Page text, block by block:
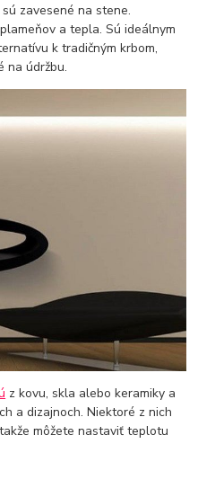
zavesené na stene.
a tepla. Sú ideálnym
k tradičným krbom,
na údržbu.
z kovu, skla alebo keramiky a
a dizajnoch. Niektoré z nich
môžete nastaviť teplotu